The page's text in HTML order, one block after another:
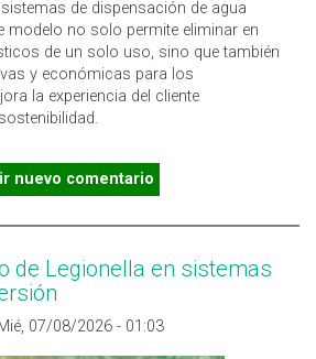
de dispensación de agua
modelo no solo permite eliminar en
de un solo uso, sino que también
y económicas para los
la experiencia del cliente
FILTRADA EN HOSTELERÍA Y
UNA OPCIÓN MÁS SOSTENIBLE Y
nuevo comentario
de Legionella en sistemas
07/08/2026 - 01:03